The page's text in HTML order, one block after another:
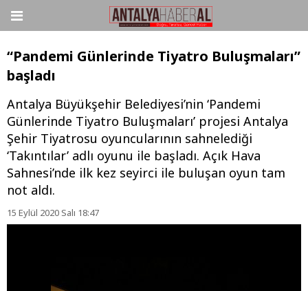
“Pandemi Günlerinde Tiyatro Buluşmaları”
başladı
Antalya Büyükşehir Belediyesi’nin ‘Pandemi
Günlerinde Tiyatro Buluşmaları’ projesi Antalya
Şehir Tiyatrosu oyuncularının sahnelediği
‘Takıntılar’ adlı oyunu ile başladı. Açık Hava
Sahnesi’nde ilk kez seyirci ile buluşan oyun tam
not aldı.
15 Eylül 2020 Salı 18:47